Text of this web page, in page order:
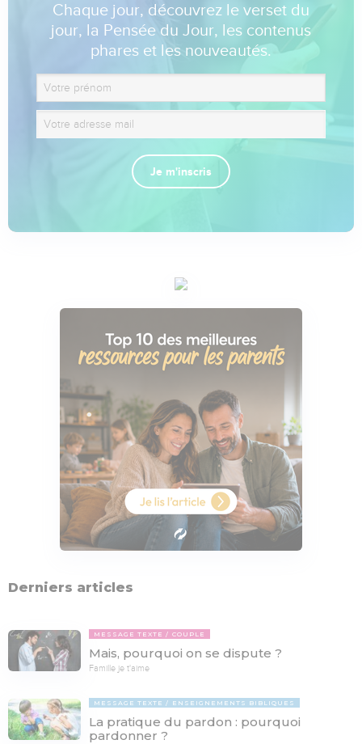
Chaque jour, découvrez le verset du
jour, la Pensée du Jour, les contenus
phares et les nouveautés.
Je m'inscris
Derniers articles
MESSAGE TEXTE COUPLE
Mais, pourquoi on se dispute ?
Famille je t'aime
MESSAGE TEXTE ENSEIGNEMENTS BIBLIQUES
La pratique du pardon : pourquoi
pardonner ?